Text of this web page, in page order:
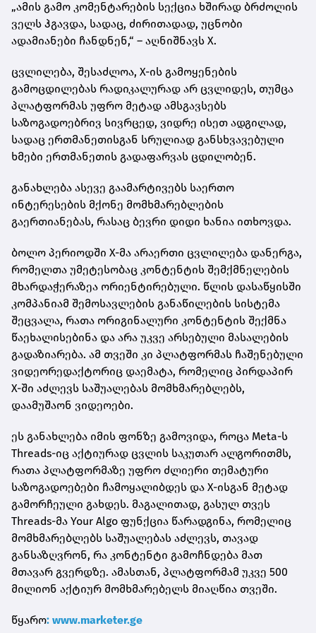
„ამის გამო კომენტარების სექცია ხშირად ბრძოლის
ველს ჰგავდა, სადაც, ძირითადად, უცნობი
ადამიანები ჩანდნენ,“ – აღნიშნავს X.
ცვლილება, შესაძლოა, X-ის გამოყენების
გამოცდილებას რადიკალურად არ ცვლიდეს, თუმცა
პლატფორმას უფრო მეტად ამსგავსებს
საზოგადოებრივ სივრცედ, ვიდრე ისეთ ადგილად,
სადაც ერთმანეთისგან სრულიად განსხვავებული
ხმები ერთმანეთის გადაფარვას ცდილობენ.
განახლება ასევე გაამარტივებს საერთო
ინტერესების მქონე მომხმარებლების
გაერთიანებას, რასაც ბევრი დიდი ხანია ითხოვდა.
ბოლო პერიოდში X-მა არაერთი ცვლილება დანერგა,
რომელთა უმეტესობაც კონტენტის შემქმნელების
მხარდაჭერაზეა ორიენტირებული. წლის დასაწყისში
კომპანიამ შემოსავლების განაწილების სისტემა
შეცვალა, რათა ორიგინალური კონტენტის შექმნა
წაეხალისებინა და არა უკვე არსებული მასალების
გადაზიარება. ამ თვეში კი პლატფორმას ჩაშენებული
ვიდეორედაქტორიც დაემატა, რომელიც პირდაპირ
X-ში აძლევს საშუალებას მომხმარებლებს,
დაამუშაონ ვიდეოები.
ეს განახლება იმის ფონზე გამოვიდა, როცა Meta-ს
Threads-იც აქტიურად ცვლის საკუთარ ალგორითმს,
რათა პლატფორმაზე უფრო ძლიერი თემატური
საზოგადოებები ჩამოყალიბდეს და X-ისგან მეტად
გამორჩეული გახდეს. მაგალითად, გასულ თვეს
Threads-მა Your Algo ფუნქცია წარადგინა, რომელიც
მომხმარებლებს საშუალებას აძლევს, თავად
განსაზღვრონ, რა კონტენტი გამოჩნდება მათ
მთავარ გვერდზე. ამასთან, პლატფორმამ უკვე 500
მილიონ აქტიურ მომხმარებელს მიაღწია თვეში.
წყარო: www.marketer.ge